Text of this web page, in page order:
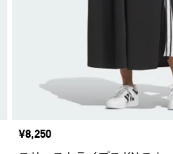
価格
¥8,250